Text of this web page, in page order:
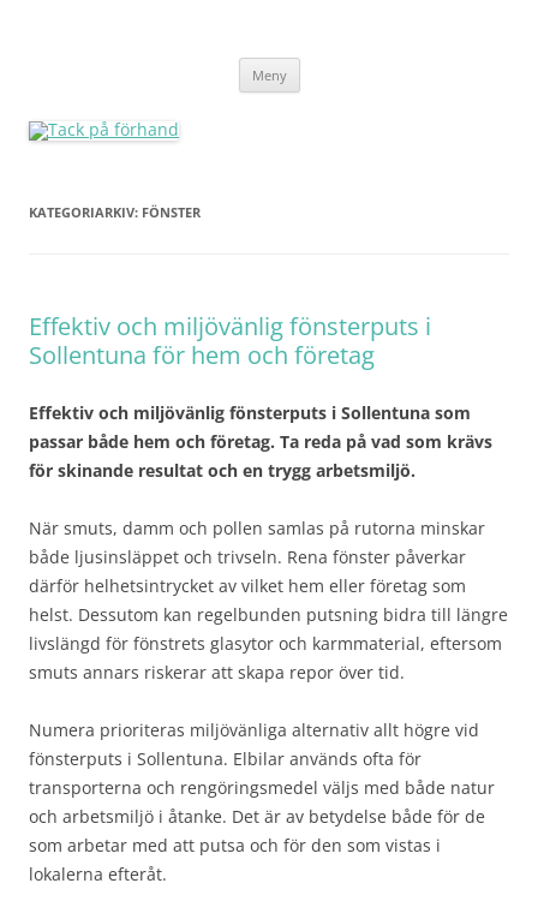
Meny Hoppa
innehåll
KATEGORIARKIV: FÖNSTER
Effektiv och miljövänlig fönsterputs i
Sollentuna för hem och företag
Effektiv och miljövänlig fönsterputs i Sollentuna som
passar både hem och företag. Ta reda på vad som krävs
för skinande resultat och en trygg arbetsmiljö.
När smuts, damm och pollen samlas på rutorna minskar
både ljusinsläppet och trivseln. Rena fönster påverkar
därför helhetsintrycket av vilket hem eller företag som
helst. Dessutom kan regelbunden putsning bidra till längre
livslängd för fönstrets glasytor och karmmaterial, eftersom
smuts annars riskerar att skapa repor över tid.
Numera prioriteras miljövänliga alternativ allt högre vid
fönsterputs i Sollentuna. Elbilar används ofta för
transporterna och rengöringsmedel väljs med både natur
och arbetsmiljö i åtanke. Det är av betydelse både för de
som arbetar med att putsa och för den som vistas i
lokalerna efteråt.